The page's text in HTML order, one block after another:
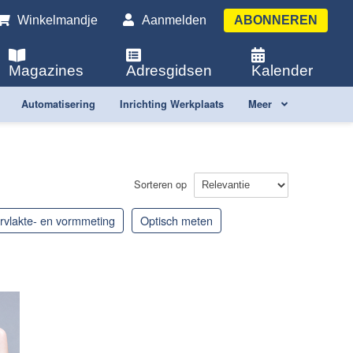
Winkelmandje Aanmelden ABONNEREN
Magazines Adresgidsen Kalender
Automatisering Inrichting Werkplaats Meer
Sorteren op
en vormmeting optisch meten